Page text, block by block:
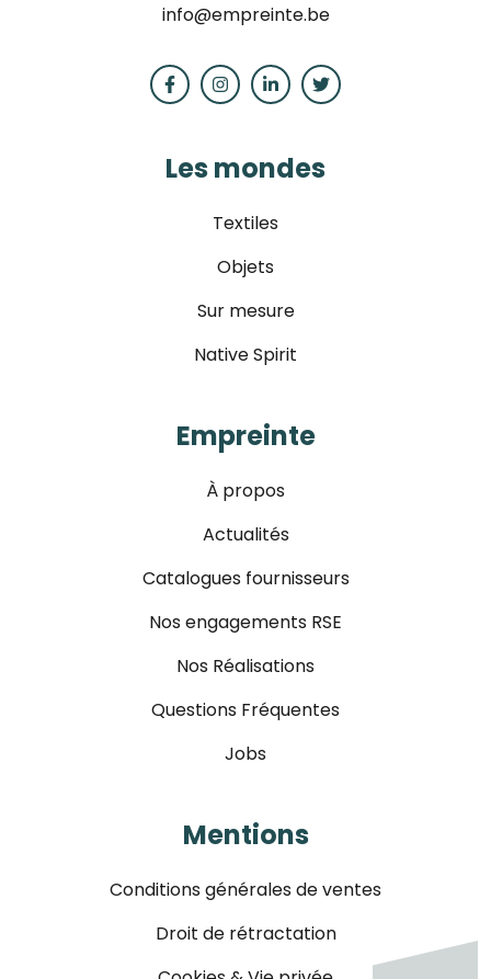
info@empreinte.be
Les mondes
Textiles
Objets
Sur mesure
Native Spirit
Empreinte
À propos
Actualités
Catalogues fournisseurs
Nos engagements RSE
Nos Réalisations
Questions Fréquentes
Jobs
Mentions
Conditions générales de ventes
Droit de rétractation